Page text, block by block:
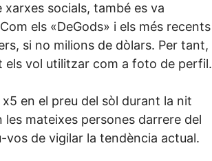
socials, també es va
els «DeGods» i els més recents
si no milions de dòlars. Per tant,
els vol utilitzar com a foto de perfil.
en el preu del sòl durant la nit
les mateixes persones darrere del
vos de vigilar la tendència actual.